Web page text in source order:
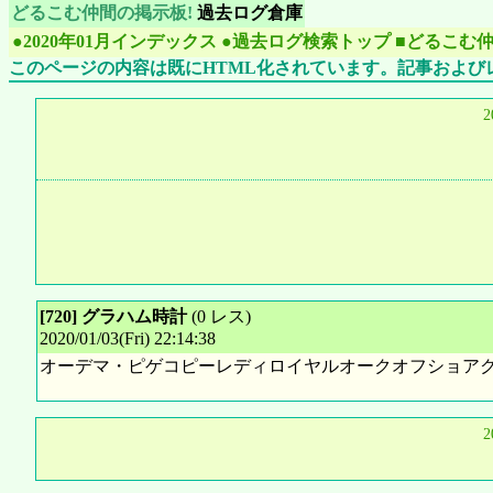
どるこむ仲間の掲示板! 過去ログ倉庫
●2020年01月インデックス ●過去ログ検索トップ ■どるこむ
このページの内容は既にHTML化されています。記事およ
[720] グラハム時計(0 レス)
2020/01/03(Fri) 22:14:38
オーデマ・ピゲコピーレディロイヤルオークオフショア